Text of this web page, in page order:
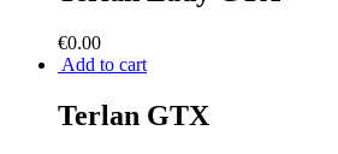
€0.00
Add to cart
Terlan GTX